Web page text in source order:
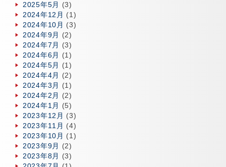
2025年5月
(3)
2024年12月 (1)
2024年10月 (3)
2024年9月
(2)
2024年7月
(3)
2024年6月
(1)
2024年5月
(1)
2024年4月
(2)
2024年3月
(1)
2024年2月
(2)
2024年1月
(5)
2023年12月 (3)
2023年11月 (4)
2023年10月 (1)
2023年9月
(2)
2023年8月
(3)